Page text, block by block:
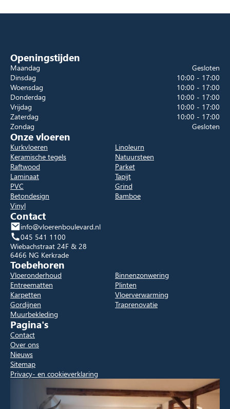
Openingstijden
Maandag
Gesloten
Dinsdag
10:00 - 17:00
Woensdag
10:00 - 17:00
Donderdag
10:00 - 17:00
Vrijdag
10:00 - 17:00
Zaterdag
10:00 - 17:00
Zondag
Gesloten
Onze vloeren
Kurkvloeren
Keramische tegels
Raftwood
Laminaat
PVC
Betondesign
Vinyl
Linoleurn
Natuursteen
Parket
Tapijt
Grind
Bamboe
Contact
info@vloerenboulevard.nl
045 541 1100
Wiebachstraat 24F & 28
6466 NG Kerkrade
Toebehoren
Vloeronderhoud
Entreematten
Karpetten
Gordijnen
Muurbekleding
Binnenzonwering
Plinten
Vloerverwarming
Traprenovatie
Pagina's
Contact
Over ons
Nieuws
Sitemap
Privacy- en cookieverklaring